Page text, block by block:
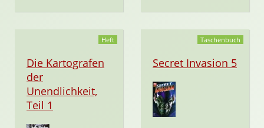
Heft
Die Kartografen
der
Unendlichkeit,
Teil 1
Taschenbuch
Secret Invasion 5